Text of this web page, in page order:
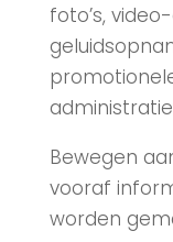
foto’s,
Bewegen
vooraf
worden